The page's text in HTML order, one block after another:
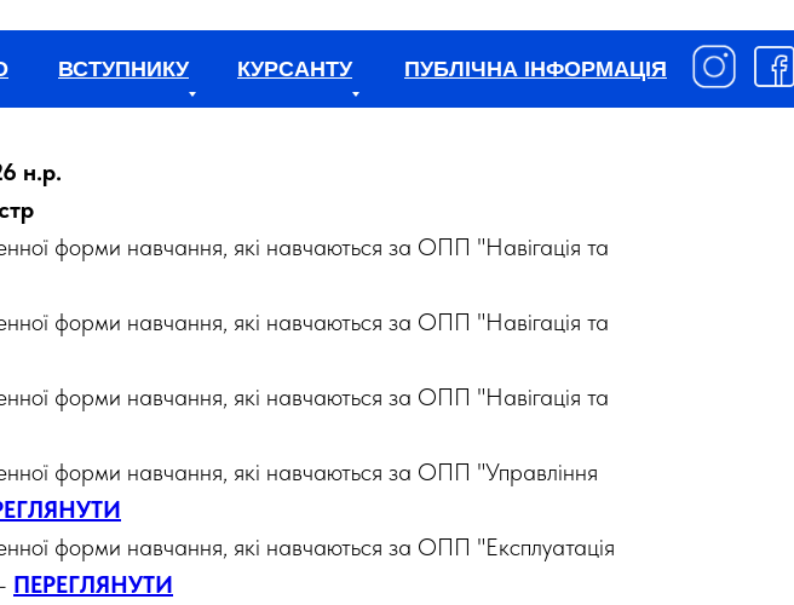
КУРСАНТУ
ВСТУПНИКУ ПУБЛІЧНА ІНФОРМАЦІЯ
н.р.
форми навчання, які навчаються за ОПП "Навігація та
форми навчання, які навчаються за ОПП "Навігація та
форми навчання, які навчаються за ОПП "Навігація та
форми навчання, які навчаються за ОПП "Управління
форми навчання, які навчаються за ОПП "Експлуатація
ПЕРЕГЛЯНУТИ